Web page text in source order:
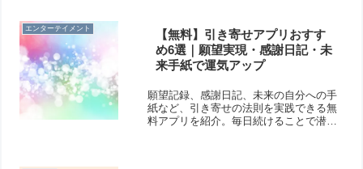
エンターテイメント
【無料】引き寄せアプリおすす
め6選｜願望実現・感謝日記・未
来手紙で運気アップ
願望記録、感謝日記、未来の自分への手
紙など、引き寄せの法則を実践できる無
料アプリを紹介。毎日続けることで潜在